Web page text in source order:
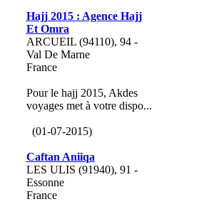
Hajj 2015 : Agence Hajj
Et Omra
ARCUEIL (94110), 94 -
Val De Marne
France
Pour le hajj 2015, Akdes
voyages met à votre dispo...
(01-07-2015)
Caftan Aniiqa
LES ULIS (91940), 91 -
Essonne
France